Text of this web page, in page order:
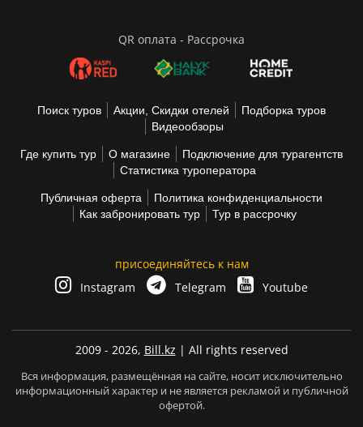
QR оплата - Рассрочка
Поиск туров Акции, Скидки отелей
Подборка туров
Видеообзоры
Где купить тур О магазине
Подключение для турагентств
Статистика туроператора
Публичная оферта
Политика конфиденциальности
Как забронировать тур
Тур в рассрочку
присоединяйтесь к нам
Instagram
Telegram Youtube
2009 - 2026, Bill.kz | All rights reserved
Вся информация, размещённая на сайте, носит исключительно
информационный характер и не является рекламой и публичной
офертой.